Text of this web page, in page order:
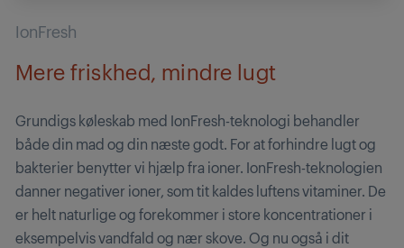
IonFresh
Mere friskhed, mindre lugt
Grundigs køleskab med IonFresh-teknologi behandler
både din mad og din næste godt. For at forhindre lugt og
bakterier benytter vi hjælp fra ioner. IonFresh-teknologien
danner negativer ioner, som tit kaldes luftens vitaminer. De
er helt naturlige og forekommer i store koncentrationer i
eksempelvis vandfald og nær skove. Og nu også i dit